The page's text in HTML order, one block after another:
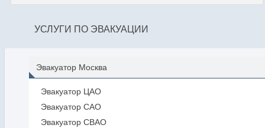
УСЛУГИ ПО ЭВАКУАЦИИ
Эвакуатор Москва
Эвакуатор ЦАО
Эвакуатор САО
Эвакуатор СВАО